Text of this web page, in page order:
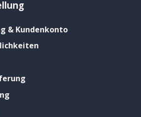
& Kundenkonto